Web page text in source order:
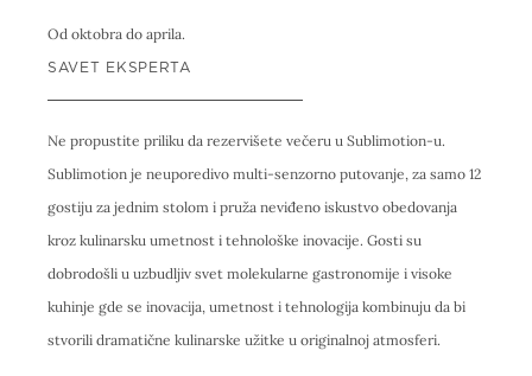
Od oktobra do aprila.
SAVET EKSPERTA
Ne propustite priliku da rezervišete večeru u Sublimotion-u.
Sublimotion je neuporedivo multi-senzorno putovanje, za samo 12
gostiju za jednim stolom i pruža neviđeno iskustvo obedovanja
kroz kulinarsku umetnost i tehnološke inovacije. Gosti su
dobrodošli u uzbudljiv svet molekularne gastronomije i visoke
kuhinje gde se inovacija, umetnost i tehnologija kombinuju da bi
stvorili dramatične kulinarske užitke u originalnoj atmosferi.